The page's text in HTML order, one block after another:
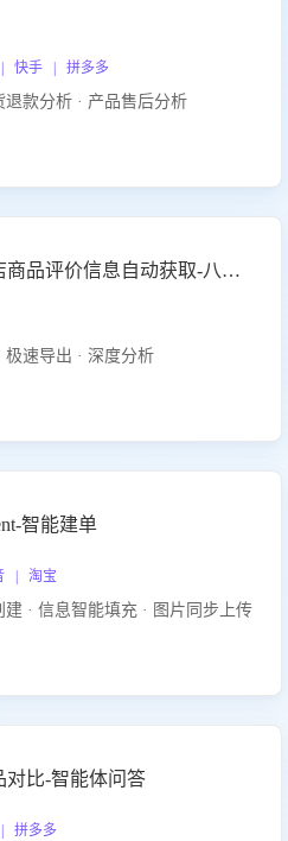
快手 | 拼多多
退款分析 · 产品售后分析
抖音小店商品评价信息自动获取-八爪鱼
速导出 · 深度分析
智能建单
| 淘宝
· 信息智能填充 · 图片同步上传
对比-智能体问答
拼多多